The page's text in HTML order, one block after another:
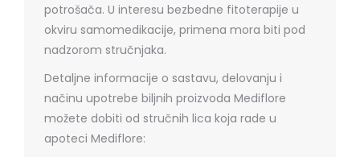
potrošača. U interesu bezbedne fitoterapije u
okviru samomedikacije, primena mora biti pod
nadzorom stručnjaka.
Detaljne informacije o sastavu, delovanju i
načinu upotrebe biljnih proizvoda Mediflore
možete dobiti od stručnih lica koja rade u
apoteci Mediflore: